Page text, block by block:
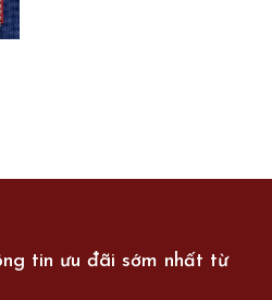
tin ưu đãi sớm nhất từ